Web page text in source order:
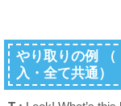
やり取りの例 （
入・全て共通）